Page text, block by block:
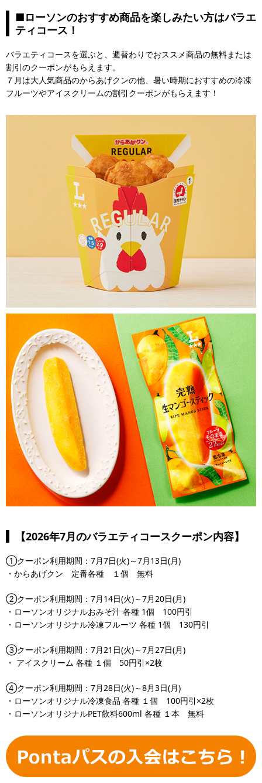
■ローソンのおすすめ商品を楽しみたい方はバラエ
ティコース！
バラエティコースを選ぶと、週替わりでおススメ商品の無料または
割引のクーポンがもらえます。
７月は大人気商品のからあげクンの他、暑い時期におすすめの冷凍
フルーツやアイスクリームの割引クーポンがもらえます！
【2026年7月のバラエティコースクーポン内容】
①クーポン利用期間：7月7日(火)～7月13日(月)
・からあげクン 定番各種 １個 無料
②クーポン利用期間：7月14日(火)～7月20日(月)
・ローソンオリジナルおみそ汁 各種 1個 100円引
・ローソンオリジナル冷凍フルーツ 各種 1個 130円引
③クーポン利用期間：7月21日(火)～7月27日(月)
・ アイスクリーム 各種 １個 50円引×2枚
④クーポン利用期間：7月28日(火)～8月3日(月)
・ローソンオリジナル冷凍食品 各種 １個 100円引×2枚
・ローソンオリジナルPET飲料600ml 各種 １本 無料